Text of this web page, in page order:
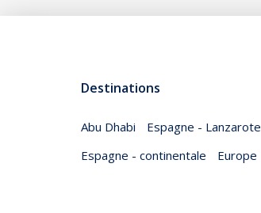
Destinations
Abu Dhabi Espagne - Lanzarote
Espagne - continentale
Europe